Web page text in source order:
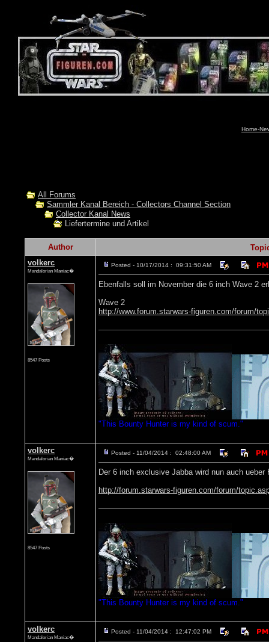
Home-
All Forums
Sammler Kanal Bereich - Collectors Channel Section
Collector Kanal News
Liefertermine und Artikel
Author
volkerc
Mandalorian Maniac�
8547 Posts
Posted - 10/17/2014 : 09:31:50 AM
Ebenfalls soll im November die 6 inch Wave 2
Wave 2
http://www.forum.starwars-figuren.com/forum/
"This Bounty Hunter is my kind of scum."
volkerc
Mandalorian Maniac�
8547 Posts
Posted - 11/04/2014 : 02:48:00 AM
Der 6 inch exclusive Jabba wird nun auch ueber
http://forum.starwars-figuren.com/forum/
"This Bounty Hunter is my kind of scum."
volkerc
Mandalorian Maniac�
Posted - 11/04/2014 : 12:47:02 PM